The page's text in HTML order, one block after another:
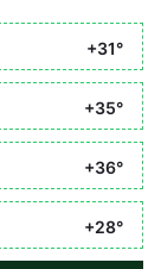
+31°
+35°
+36°
+28°